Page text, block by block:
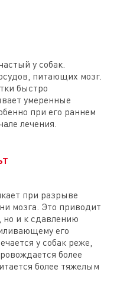
у собак.
питающих мозг.
быстро
умеренные
при его раннем
лечения.
при разрыве
мозга. Это приводит
но и к сдавлению
его
у собак реже,
более
более тяжелым